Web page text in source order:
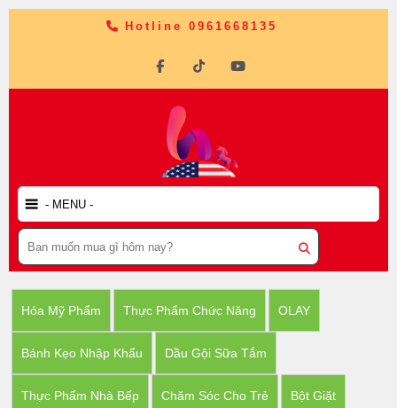
Hotline 0961668135
Hóa Mỹ Phẩm Thực Phẩm Chức Năng OLAY
Bánh Kẹo Nhập Khẩu Dầu Gội Sữa Tắm
Thực Phẩm Nhà Bếp Chăm Sóc Cho Trẻ Bột Giặt